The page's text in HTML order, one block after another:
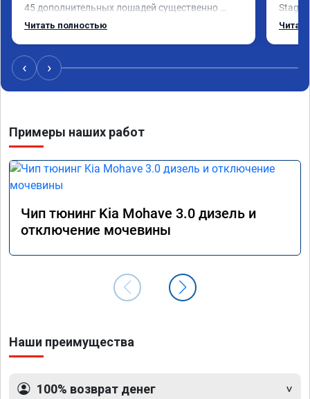
45 дополнительных лошадей существенно
чувствуется и соответственно крутящего
12-12.5. Коробка перестала подпинывать при
наборе скорости. Педаль газа более
отзывчевее. В целом, я очень доволен.!
Читать полностью
Stage
с
‹ ›
Примеры наших работ
Чип тюнинг Kia Mohave 3.0 дизель и
отключение мочевины
Наши преимущества
100% возврат денег